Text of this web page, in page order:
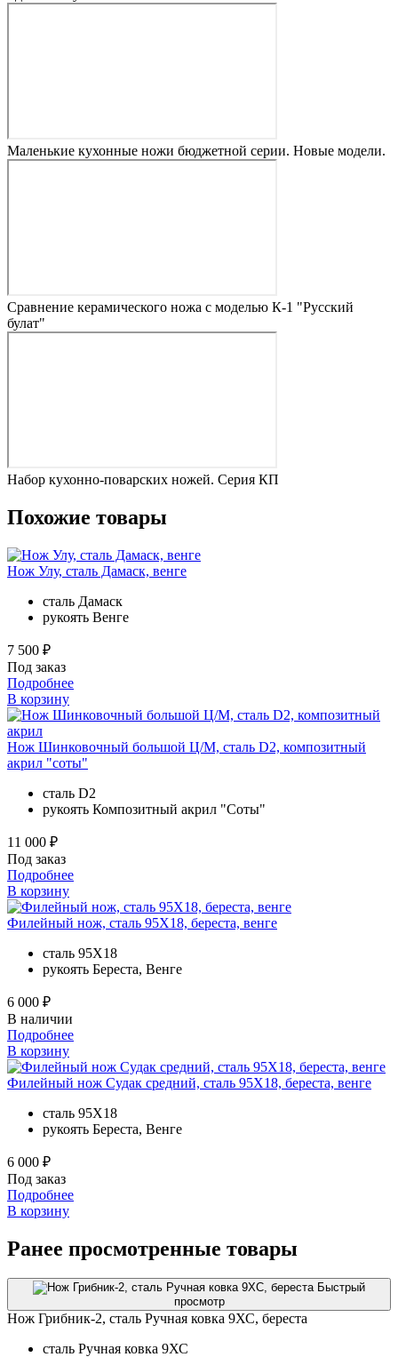
Маленькие кухонные ножи бюджетной серии. Новые модели.
Сравнение керамического ножа с моделью К-1 "Русский
булат"
Набор кухонно-поварских ножей. Серия КП
Похожие товары
Нож Улу, сталь Дамаск, венге
сталь Дамаск
рукоять Венге
7 500 ₽
Под заказ
Подробнее
В корзину
Нож Шинковочный большой Ц/М, сталь D2, композитный
акрил "соты"
сталь D2
рукоять Композитный акрил "Соты"
11 000 ₽
Под заказ
Подробнее
В корзину
Филейный нож, сталь 95Х18, береста, венге
сталь 95Х18
рукоять Береста, Венге
6 000 ₽
В наличии
Подробнее
В корзину
Филейный нож Судак средний, сталь 95Х18, береста, венге
сталь 95Х18
рукоять Береста, Венге
6 000 ₽
Под заказ
Подробнее
В корзину
Ранее просмотренные товары
Быстрый
просмотр
Нож Грибник-2, сталь Ручная ковка 9ХС, береста
сталь Ручная ковка 9ХС